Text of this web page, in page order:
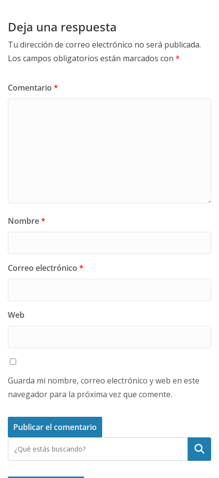
Deja una respuesta
Tu dirección de correo electrónico no será publicada.
Los campos obligatorios están marcados con *
Comentario *
Nombre*
Correo electrónico *
Web
Guarda mi nombre, correo electrónico y web en este
navegador para la próxima vez que comente.
Buscar